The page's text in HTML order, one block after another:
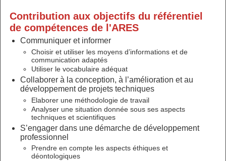
Contribution aux objectifs du référentiel
de compétences de l'ARES
Communiquer et informer
Choisir et utiliser les moyens d’informations et de
communication adaptés
Utiliser le vocabulaire adéquat
Collaborer à la conception, à l’amélioration et au
développement de projets techniques
Elaborer une méthodologie de travail
Analyser une situation donnée sous ses aspects
techniques et scientifiques
S’engager dans une démarche de développement
professionnel
Prendre en compte les aspects éthiques et
déontologiques